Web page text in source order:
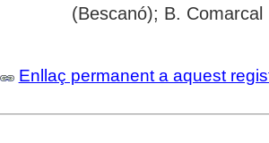
(Bescanó); B.
Enllaç permanent a aquest